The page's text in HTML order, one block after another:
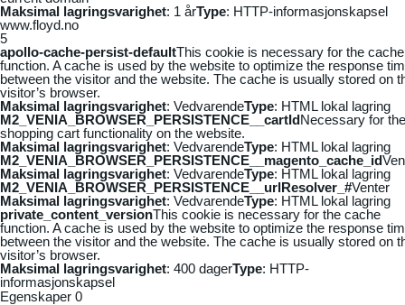
Maksimal lagringsvarighet: 1 årType: HTTP-informasjonskapsel
www.floyd.no
5
apollo-cache-persist-defaultThis cookie is necessary for the cache
function. A cache is used by the website to optimize the response
between the visitor and the website. The cache is usually stored on
visitor’s browser.
Maksimal lagringsvarighet: VedvarendeType: HTML lokal lagring
M2_VENIA_BROWSER_PERSISTENCE__cartIdNecessary for the
shopping cart functionality on the website.
Maksimal lagringsvarighet: VedvarendeType: HTML lokal lagring
M2_VENIA_BROWSER_PERSISTENCE__magento_cache_id
Maksimal lagringsvarighet: VedvarendeType: HTML lokal lagring
M2_VENIA_BROWSER_PERSISTENCE__urlResolver_#Venter
Maksimal lagringsvarighet: VedvarendeType: HTML lokal lagring
private_content_versionThis cookie is necessary for the cache
function. A cache is used by the website to optimize the response
between the visitor and the website. The cache is usually stored on
visitor’s browser.
Maksimal lagringsvarighet: 400 dagerType: HTTP-
informasjonskapsel
Egenskaper 0